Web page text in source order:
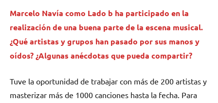
Marcelo Navía como Lado b ha participado en la
realización de una buena parte de la escena musical.
¿Qué artistas y grupos han pasado por sus manos y
oídos? ¿Algunas anécdotas que pueda compartir?
Tuve la oportunidad de trabajar con más de 200 artistas y
masterizar más de 1000 canciones hasta la fecha. Para